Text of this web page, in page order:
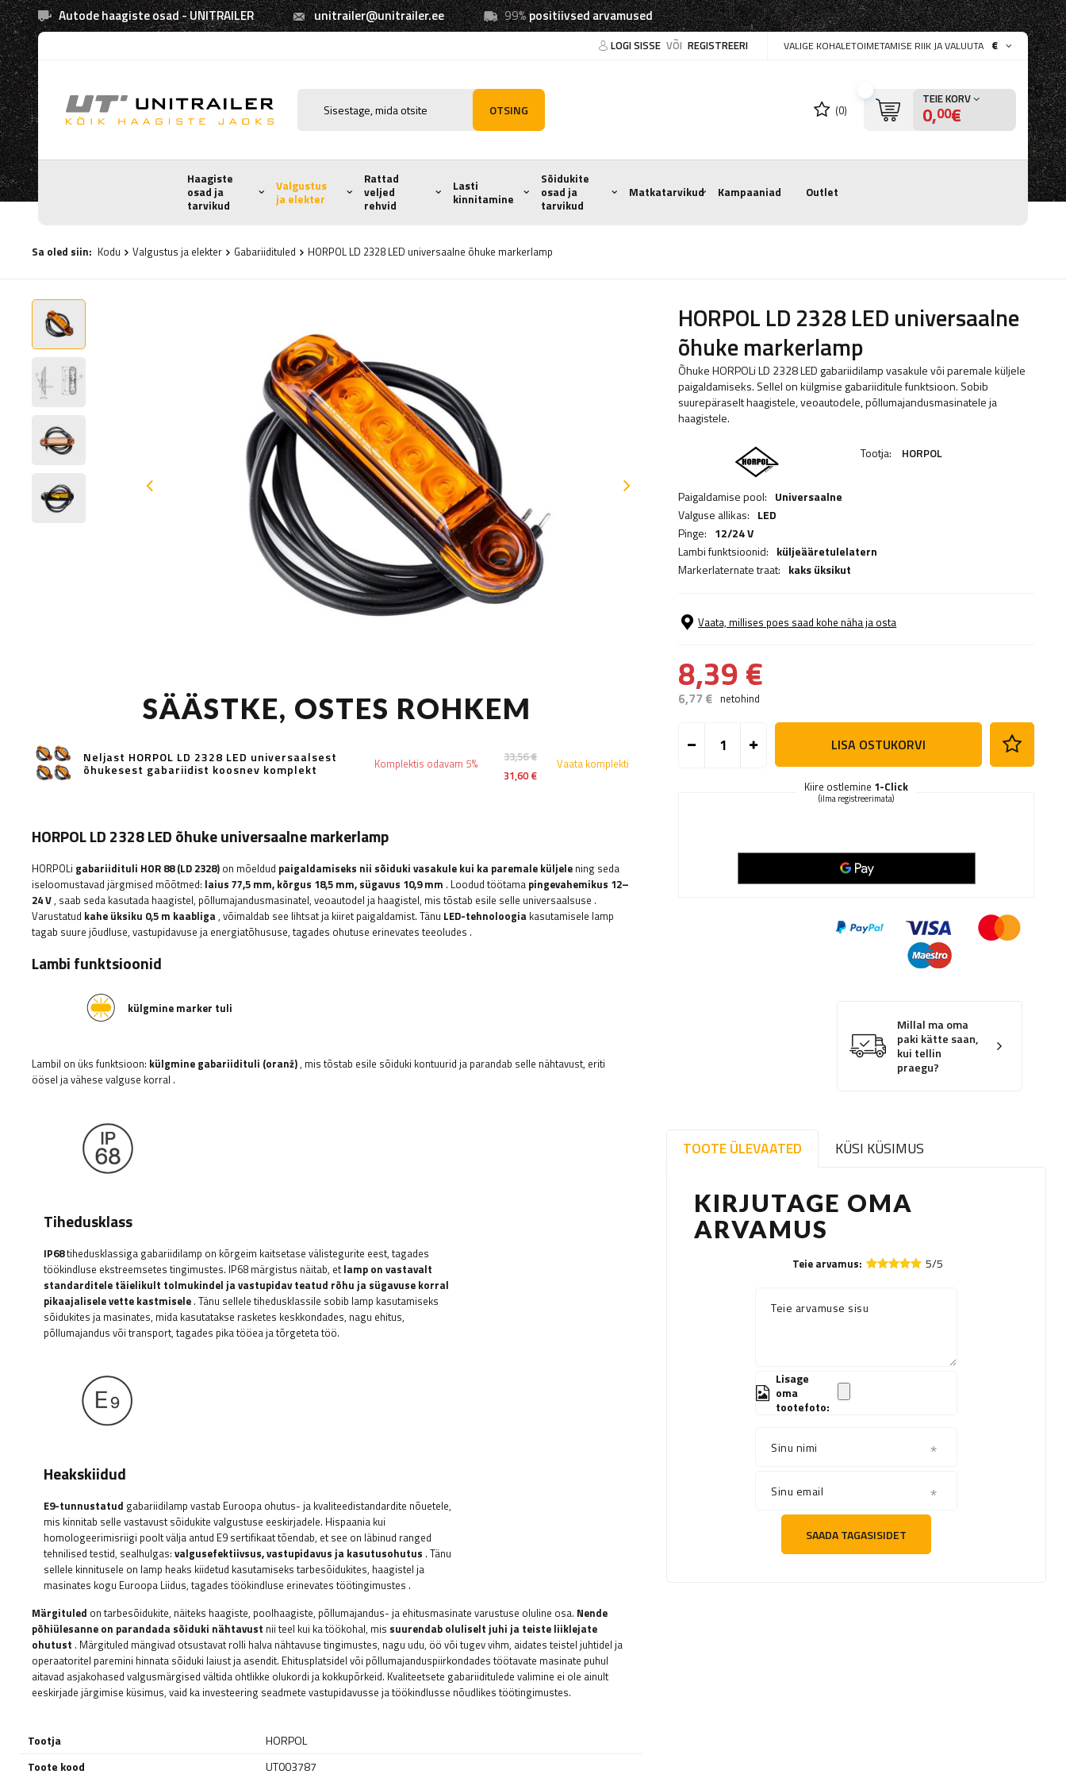
Autode haagiste osad - UNITRAILER unitrailer@unitrailer.ee 99%positiivsed arvamused
LOGI SISSE VÕI REGISTREERI VALIGE KOHALETOIMETAMISE RIIK JA VALUUTA €
OTSING (0)
TEIE KORV
0,00€
Haagiste
osad ja
tarvikud
Valgustus
ja elekter
Rattad
veljed
rehvid
Lasti
kinnitamine
Sõidukite
osad ja
tarvikud
Matkatarvikud Kampaaniad Outlet
Sa oled siin: Kodu Valgustus ja elekter Gabariidituled HORPOL LD 2328 LED universaalne õhuke markerlamp
HORPOL LD 2328 LED universaalne
õhuke markerlamp
Õhuke HORPOLi LD 2328 LED gabariidilamp vasakule või paremale küljele
paigaldamiseks. Sellel on külgmise gabariiditule funktsioon. Sobib
suurepäraselt haagistele, veoautodele, põllumajandusmasinatele ja
haagistele.
Tootja: HORPOL
Paigaldamise pool: Universaalne
Valguse allikas: LED
Pinge: 12/24 V
Lambi funktsioonid: küljeääretulelatern
Markerlaternate traat: kaks üksikut
Vaata, millises poes saad kohe näha ja osta
8,39 €
6,77 € netohind
LISA OSTUKORVI
Kiire ostlemine 1-Click
(ilma registreerimata)
Millal ma oma
paki kätte saan,
kui tellin
praegu?
TOOTE ÜLEVAATED KÜSI KÜSIMUS
KIRJUTAGE OMA
ARVAMUS
Teie arvamus: 5/5
Teie arvamuse sisu
Lisage
oma
tootefoto:
Sinu nimi
Sinu email
SAADA TAGASISIDET
SÄÄSTKE, OSTES ROHKEM
Neljast HORPOL LD 2328 LED universaalsest
õhukesest gabariidist koosnev komplekt
33,56 €
31,60 €
Komplektis odavam 5% Vaata komplekti
HORPOL LD 2328 LED õhuke universaalne markerlamp
HORPOLi gabariidituli HOR 88 (LD 2328) on mõeldud paigaldamiseks nii sõiduki vasakule kui ka paremale küljele ning seda
iseloomustavad järgmised mõõtmed: laius 77,5 mm, kõrgus 18,5 mm, sügavus 10,9 mm . Loodud töötama pingevahemikus 12–
24 V, saab seda kasutada haagistel, põllumajandusmasinatel, veoautodel ja haagistel, mis tõstab esile selle universaalsuse .
Varustatud kahe üksiku 0,5 m kaabliga, võimaldab see lihtsat ja kiiret paigaldamist. Tänu LED-tehnoloogia kasutamisele lamp
tagab suure jõudluse, vastupidavuse ja energiatõhususe, tagades ohutuse erinevates teeoludes .
Lambi funktsioonid
külgmine marker tuli
Lambil on üks funktsioon: külgmine gabariidituli (oranž), mis tõstab esile sõiduki kontuurid ja parandab selle nähtavust, eriti
öösel ja vähese valguse korral .
Tihedusklass
IP68tihedusklassiga gabariidilamp on kõrgeim kaitsetase välistegurite eest, tagades
töökindluse ekstreemsetes tingimustes. IP68 märgistus näitab, etlamp on vastavalt
standarditele täielikult tolmukindel ja vastupidav teatud rõhu ja sügavuse korral
pikaajalisele vette kastmisele . Tänu sellele tihedusklassile sobib lamp kasutamiseks
sõidukites ja masinates, mida kasutatakse rasketes keskkondades, nagu ehitus,
põllumajandus või transport, tagades pika tööea ja tõrgeteta töö.
Heakskiidud
E9-tunnustatud gabariidilamp vastab Euroopa ohutus- ja kvaliteedistandardite nõuetele,
mis kinnitab selle vastavust sõidukite valgustuse eeskirjadele. Hispaania kui
homologeerimisriigi poolt välja antud E9 sertifikaat tõendab, et see on läbinud ranged
tehnilised testid, sealhulgas: valgusefektiivsus, vastupidavus ja kasutusohutus . Tänu
sellele kinnitusele on lamp heaks kiidetud kasutamiseks tarbesõidukites, haagistel ja
masinates kogu Euroopa Liidus, tagades töökindluse erinevates töötingimustes .
Märgituled on tarbesõidukite, näiteks haagiste, poolhaagiste, põllumajandus- ja ehitusmasinate varustuse oluline osa. Nende
põhiülesanne on parandada sõiduki nähtavust nii teel kui ka töökohal, mis suurendab oluliselt juhi ja teiste liiklejate
ohutust . Märgituled mängivad otsustavat rolli halva nähtavuse tingimustes, nagu udu, öö või tugev vihm, aidates teistel juhtidel ja
operaatoritel paremini hinnata sõiduki laiust ja asendit. Ehitusplatsidel või põllumajanduspiirkondades töötavate masinate puhul
aitavad asjakohased valgusmärgised vältida ohtlikke olukordi ja kokkupõrkeid. Kvaliteetsete gabariiditulede valimine ei ole ainult
eeskirjade järgimise küsimus, vaid ka investeering seadmete vastupidavusse ja töökindlusse nõudlikes töötingimustes.
Tootja
HORPOL
Toote kood
UT003787